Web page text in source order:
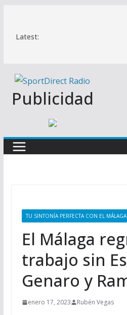
contenido
Latest:
Publicidad
TU SINTONÍA PERFECTA CON EL
El Málaga
trabajo sin
Genaro y
enero 17, 2023 Rubén Vegas